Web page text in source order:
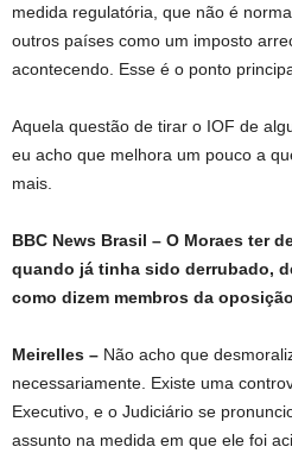
medida regulatória, que não é
outros países como um imposto
acontecendo. Esse é o ponto
Aquela questão de tirar o IOF de
eu acho que melhora um pouco a
mais.
BBC News Brasil – O Moraes ter
quando já tinha sido derrubado,
como dizem membros da
Meirelles – Não acho que
necessariamente. Existe uma
Executivo, e o Judiciário se
assunto na medida em que ele foi